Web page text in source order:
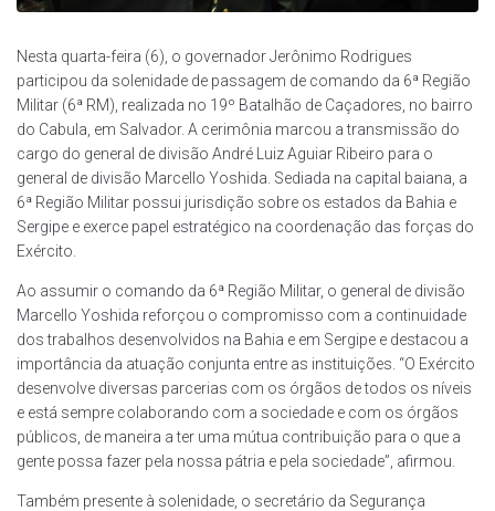
Nesta quarta-feira (6), o governador Jerônimo Rodrigues
participou da solenidade de passagem de comando da 6ª Região
Militar (6ª RM), realizada no 19º Batalhão de Caçadores, no bairro
do Cabula, em Salvador. A cerimônia marcou a transmissão do
cargo do general de divisão André Luiz Aguiar Ribeiro para o
general de divisão Marcello Yoshida. Sediada na capital baiana, a
6ª Região Militar possui jurisdição sobre os estados da Bahia e
Sergipe e exerce papel estratégico na coordenação das forças do
Exército.
Ao assumir o comando da 6ª Região Militar, o general de divisão
Marcello Yoshida reforçou o compromisso com a continuidade
dos trabalhos desenvolvidos na Bahia e em Sergipe e destacou a
importância da atuação conjunta entre as instituições. “O Exército
desenvolve diversas parcerias com os órgãos de todos os níveis
e está sempre colaborando com a sociedade e com os órgãos
públicos, de maneira a ter uma mútua contribuição para o que a
gente possa fazer pela nossa pátria e pela sociedade”, afirmou.
Também presente à solenidade, o secretário da Segurança